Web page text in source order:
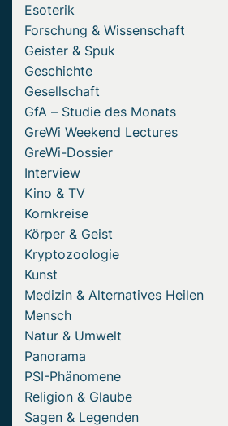
Esoterik
Forschung & Wissenschaft
Geister & Spuk
Geschichte
Gesellschaft
GfA – Studie des Monats
GreWi Weekend Lectures
GreWi-Dossier
Interview
Kino & TV
Kornkreise
Körper & Geist
Kryptozoologie
Kunst
Medizin & Alternatives Heilen
Mensch
Natur & Umwelt
Panorama
PSI-Phänomene
Religion & Glaube
Sagen & Legenden